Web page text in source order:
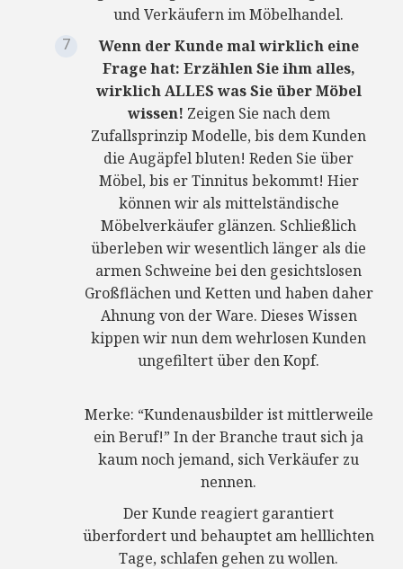
und Verkäufern im Möbelhandel.
Wenn der Kunde mal wirklich eine
Frage hat: Erzählen Sie ihm alles,
wirklich ALLES was Sie über Möbel
wissen! Zeigen Sie nach dem
Zufallsprinzip Modelle, bis dem Kunden
die Augäpfel bluten! Reden Sie über
Möbel, bis er Tinnitus bekommt! Hier
können wir als mittelständische
Möbelverkäufer glänzen. Schließlich
überleben wir wesentlich länger als die
armen Schweine bei den gesichtslosen
Großflächen und Ketten und haben daher
Ahnung von der Ware. Dieses Wissen
kippen wir nun dem wehrlosen Kunden
ungefiltert über den Kopf.
Merke: “Kundenausbilder ist mittlerweile
ein Beruf!” In der Branche traut sich ja
kaum noch jemand, sich Verkäufer zu
nennen.
Der Kunde reagiert garantiert
überfordert und behauptet am helllichten
Tage, schlafen gehen zu wollen.